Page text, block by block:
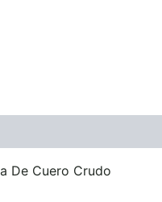
De Cuero Crudo